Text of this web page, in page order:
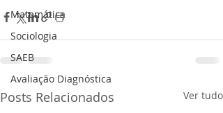
Matemática
Sociologia
SAEB
Avaliação Diagnóstica
Posts Relacionados Ver tudo